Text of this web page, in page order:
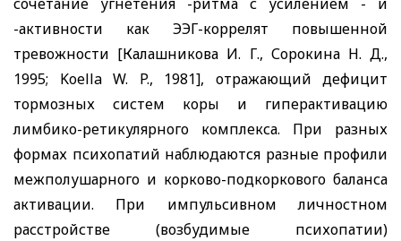
-активности как ЭЭГ-коррелят повышенной
тревожности [Калашникова И. Г., Сорокина Н. Д.,
1995; Koella W. P., 1981], отражающий дефицит
тормозных систем коры и гиперактивацию
лимбико-ретикулярного комплекса. При разных
формах психопатий наблюдаются разные профили
межполушарного и корково-подкоркового баланса
активации. При импульсивном личностном
расстройстве (возбудимые психопатии)